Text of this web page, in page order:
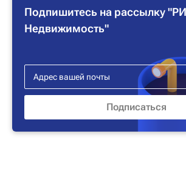
Подпишитесь на рассылку
Недвижимость"